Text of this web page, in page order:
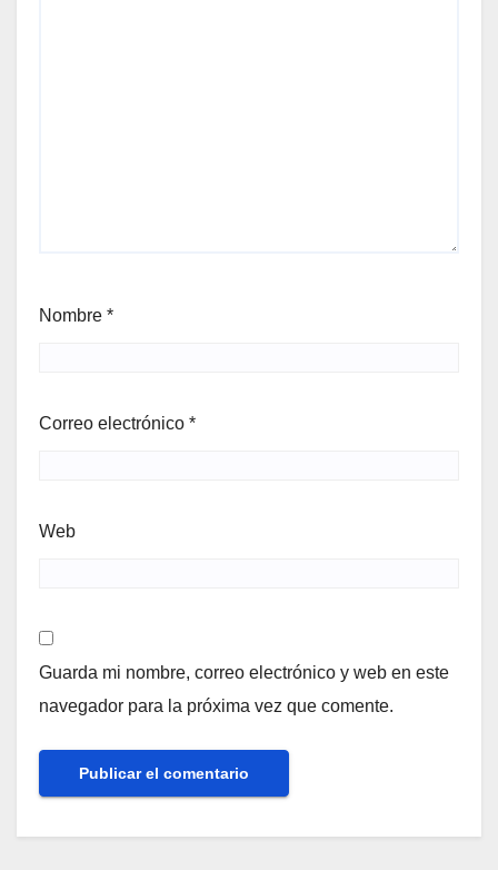
Nombre *
Correo electrónico *
Web
Guarda mi nombre, correo electrónico y web en este
navegador para la próxima vez que comente.